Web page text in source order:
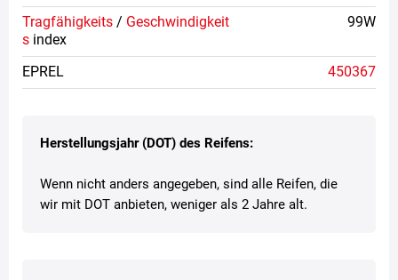
Herstellungsjahr (DOT) des Reifens:
Wenn nicht anders angegeben, sind alle Reifen, die
wir mit DOT anbieten, weniger als 2 Jahre alt.
Tragfähigkeits / Geschwindigkeit
s index
99W
EPREL 450367